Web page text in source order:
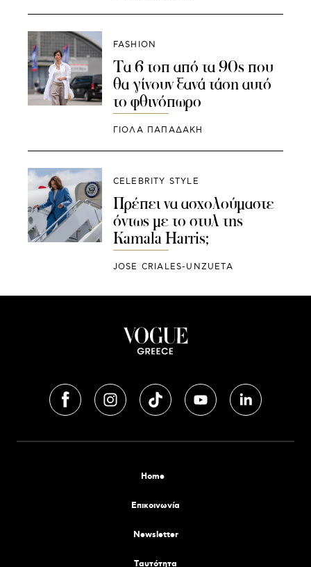
FASHION
Τα 6 τοπ από τα 90s που
θα γίνουν ξανά τάση αυτό
το φθινόπωρο
ΓΙΌΛΑ ΠΑΠΑΔΆΚΗ
CELEBRITY STYLE
Πρέπει να ασχολούμαστε
όντως με το στυλ της
Kamala Harris;
JOSE CRIALES-UNZUETA
Home
Επικοινωνία
Newsletter
Tαυτότητα